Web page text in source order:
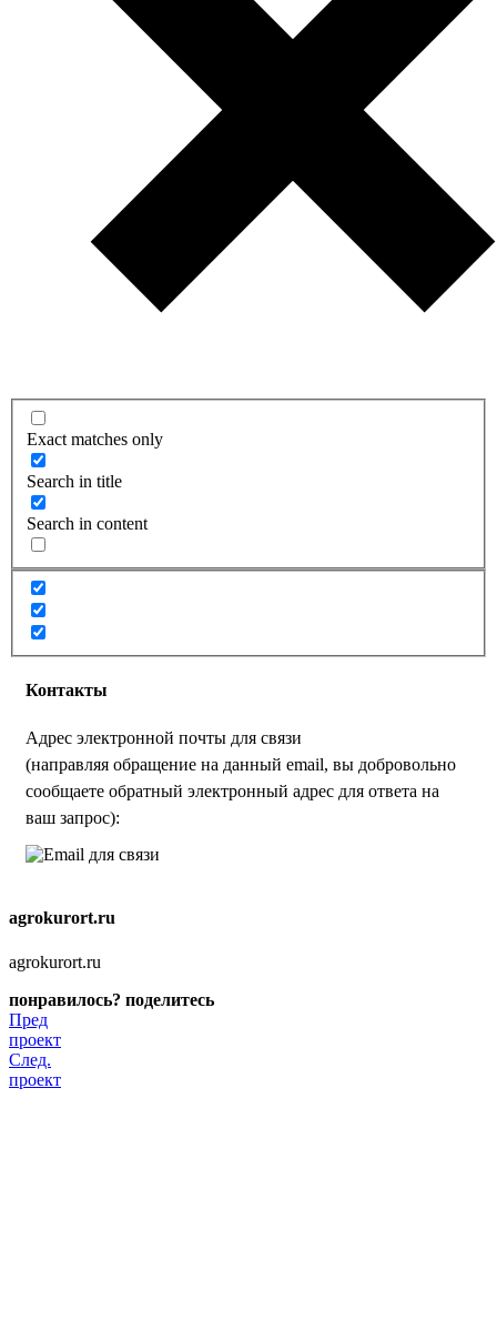
Exact matches only
Search in title
Search in content
Контакты
Адрес электронной почты для связи
(направляя обращение на данный email, вы добровольно
сообщаете обратный электронный адрес для ответа на
ваш запрос):
agrokurort.ru
agrokurort.ru
понравилось? поделитесь
Пред
проект
След.
проект